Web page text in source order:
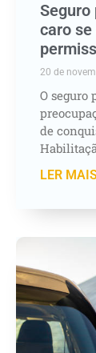
Seguro
caro
20 de
O seguro
de
LER